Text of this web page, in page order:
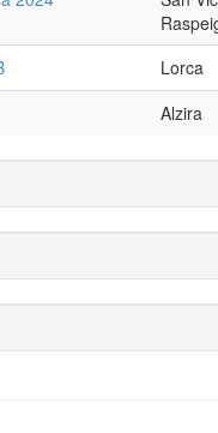
Lorca
Alzira